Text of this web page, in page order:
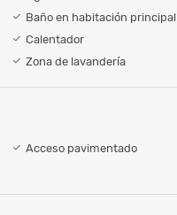
Baño en habitación principal
Calentador
Zona de lavandería
Acceso pavimentado